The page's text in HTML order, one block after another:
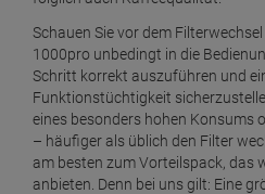
Schauen Sie vor dem
1000pro unbedingt in die
Schritt korrekt auszuführen und
Funktionstüchtigkeit
eines besonders hohen Konsums
– häufiger als üblich den Filter
am besten zum Vorteilspack, das
anbieten. Denn bei uns gilt: Eine